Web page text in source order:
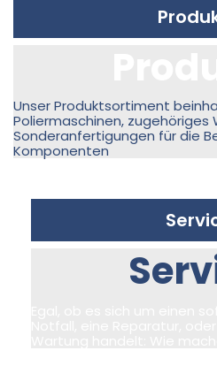
Unser Produktsortiment
Poliermaschinen, zugehöriges
Sonderanfertigungen für die
Komponenten